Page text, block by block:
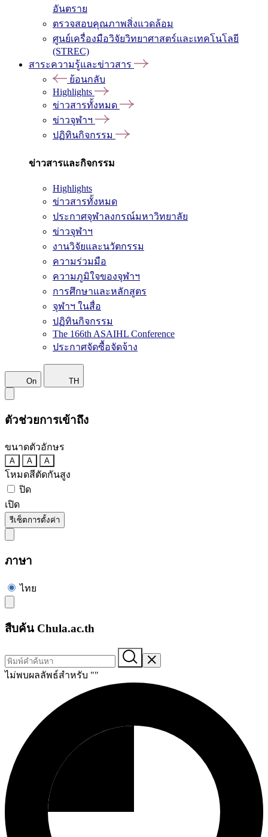
อันตราย
ตรวจสอบคุณภาพสิ่งแวดล้อม
ศูนย์เครื่องมือวิจัยวิทยาศาสตร์และเทคโนโลยี
(STREC)
สาระความรู้และข่าวสาร
ย้อนกลับ
Highlights
ข่าวสารทั้งหมด
ข่าวจุฬาฯ
ปฏิทินกิจกรรม
ข่าวสารและกิจกรรม
Highlights
ข่าวสารทั้งหมด
ประกาศจุฬาลงกรณ์มหาวิทยาลัย
ข่าวจุฬาฯ
งานวิจัยและนวัตกรรม
ความร่วมมือ
ความภูมิใจของจุฬาฯ
การศึกษาและหลักสูตร
จุฬาฯ ในสื่อ
ปฏิทินกิจกรรม
The 166th ASAIHL Conference
ประกาศจัดซื้อจัดจ้าง
On TH
ตัวช่วยการเข้าถึง
ขนาดตัวอักษร
A A A
โหมดสีตัดกันสูง
ปิด
เปิด
รีเซ็ตการตั้งค่า
ภาษา
ไทย
สืบค้น Chula.ac.th
ไม่พบผลลัพธ์สำหรับ ""